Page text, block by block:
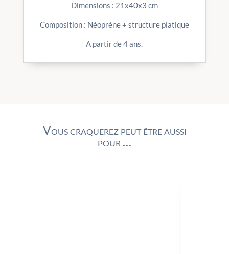
Dimensions : 21x40x3 cm
Composition : Néoprène + structure platique
A partir de 4 ans.
Vous craquerez peut être aussi
pour …